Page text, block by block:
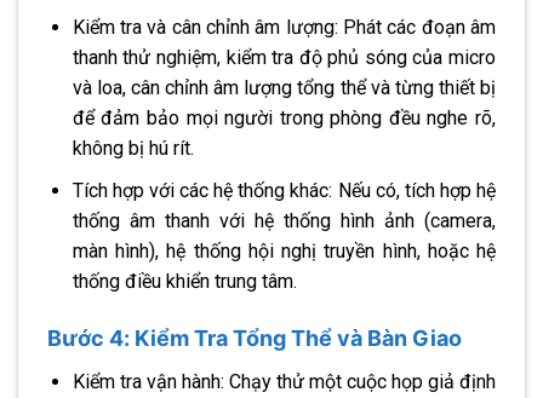
Kiểm tra và cân chỉnh âm lượng: Phát các đoạn âm
thanh thử nghiệm, kiểm tra độ phủ sóng của micro
và loa, cân chỉnh âm lượng tổng thể và từng thiết bị
để đảm bảo mọi người trong phòng đều nghe rõ,
không bị hú rít.
Tích hợp với các hệ thống khác: Nếu có, tích hợp hệ
thống âm thanh với hệ thống hình ảnh (camera,
màn hình), hệ thống hội nghị truyền hình, hoặc hệ
thống điều khiển trung tâm.
Bước 4: Kiểm Tra Tổng Thể và Bàn Giao
Kiểm tra vận hành: Chạy thử một cuộc họp giả định